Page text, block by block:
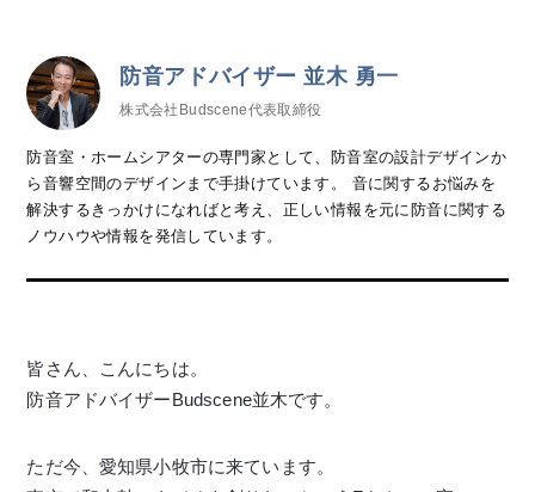
防音アドバイザー 並木 勇一
株式会社Budscene代表取締役
防音室・ホームシアターの専門家として、防音室の設計デザインか
ら音響空間のデザインまで手掛けています。 音に関するお悩みを
解決するきっかけになればと考え、正しい情報を元に防音に関する
ノウハウや情報を発信しています。
皆さん、こんにちは。
防音アドバイザーBudscene並木です。
ただ今、愛知県小牧市に来ています。